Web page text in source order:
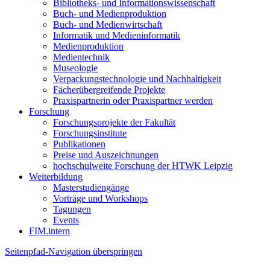
Bibliotheks- und Informationswissenschaft
Buch- und Medienproduktion
Buch- und Medienwirtschaft
Informatik und Medieninformatik
Medienproduktion
Medientechnik
Museologie
Verpackungstechnologie und Nachhaltigkeit
Fächerübergreifende Projekte
Praxispartnerin oder Praxispartner werden
Forschung
Forschungsprojekte der Fakultät
Forschungsinstitute
Publikationen
Preise und Auszeichnungen
hochschulweite Forschung der HTWK Leipzig
Weiterbildung
Masterstudiengänge
Vorträge und Workshops
Tagungen
Events
FIM.intern
Seitenpfad-Navigation überspringen